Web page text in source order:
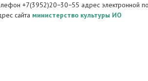
+7(3952)20−30−55 адрес электронной
сайта министерство культуры ИО